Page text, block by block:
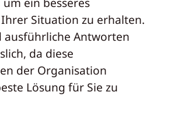
Situation zu erhalten.
ausführliche Antworten
da diese
der Organisation
Lösung für Sie zu